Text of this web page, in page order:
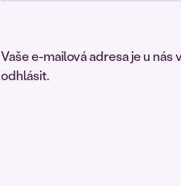
Vaše e-mailová adresa je u
odhlásit.